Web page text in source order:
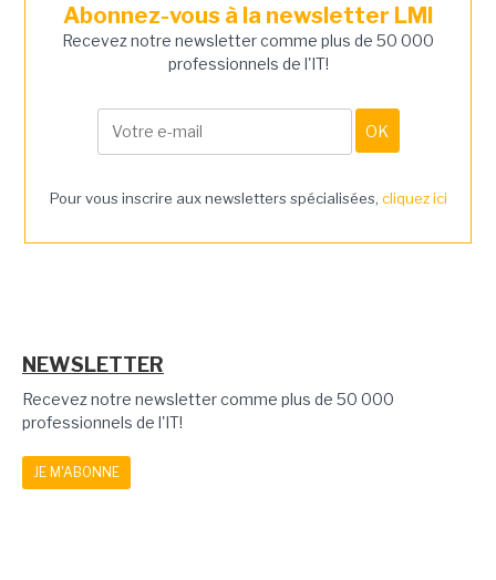
Abonnez-vous à la newsletter LMI
Recevez notre newsletter comme plus de 50 000
professionnels de l'IT!
Pour vous inscrire aux newsletters spécialisées, cliquez ici
NEWSLETTER
Recevez notre newsletter comme plus de 50 000
professionnels de l'IT!
JE M'ABONNE